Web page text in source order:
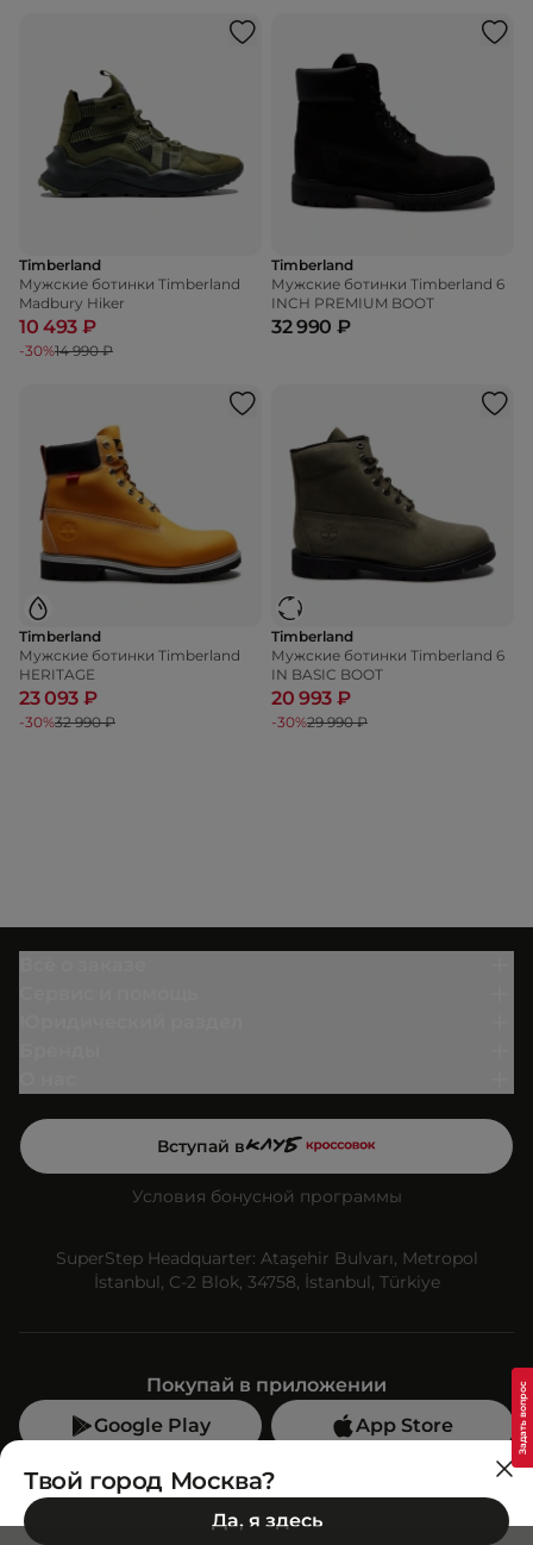
Timberland
Мужские ботинки Timberland
Madbury Hiker
10 493 ₽
-30%14 990 ₽
Timberland
Мужские ботинки Timberland 6
INCH PREMIUM BOOT
32 990 ₽
Timberland
Мужские ботинки Timberland
HERITAGE
23 093 ₽
-30%32 990 ₽
Timberland
Мужские ботинки Timberland 6
IN BASIC BOOT
20 993 ₽
-30%29 990 ₽
Вступай в
Условия бонусной программы
SuperStep Headquarter: Ataşehir Bulvarı, Metropol
İstanbul, C-2 Blok, 34758, İstanbul, Türkiye
Покупай в приложении
Google Play
App Store
Мы в социальных сетях
Твой город Москва?
Да, я здесь